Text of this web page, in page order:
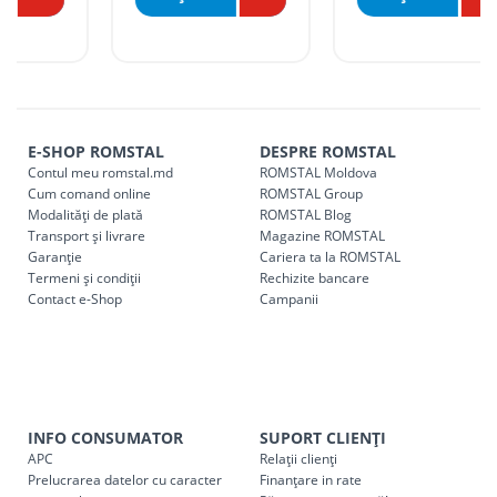
Tarife livrare*
indiferent de sumă, pot fi ridicate GRATUIT, săptămânal, din
cel mai apropiat magazin ROMSTAL.
Pentru livrarea la adresa indicată de client, sunt în vigoare
următoarele tarife:
Cod Denumire serviciu TRANSPORT
SER08410
Taxa transport Chișinau, pentru
(comanda online, comanda
E-SHOP ROMSTAL
Contul meu romstal.md
Cum comand online
Modalități de plată
Transport și livrare
Garanție
Termeni și condiții
Contact e-Shop
DESPRE ROMSTAL
ROMSTAL Moldova
ROMSTAL Group
ROMSTAL Blog
Magazine ROMSTAL
Cariera ta la ROMSTAL
Rechizite bancare
Campanii
INFO CONSUMATOR
APC
Prelucrarea datelor cu caracter
SUPORT CLIENȚI
Relații clienți
Finanțare in rate